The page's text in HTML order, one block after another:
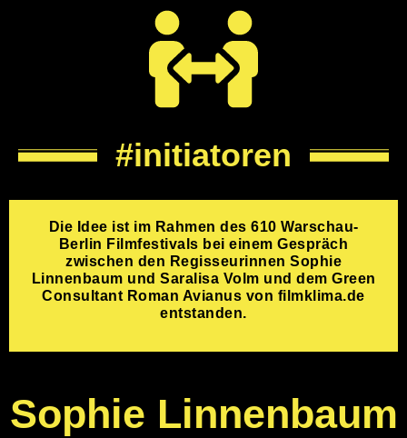
#initiatoren
Die Idee ist im Rahmen des 610 Warschau-
Berlin Filmfestivals bei einem Gespräch
zwischen den Regisseurinnen Sophie
Linnenbaum und Saralisa Volm und dem Green
Consultant Roman Avianus von filmklima.de
entstanden.
Sophie Linnenbaum